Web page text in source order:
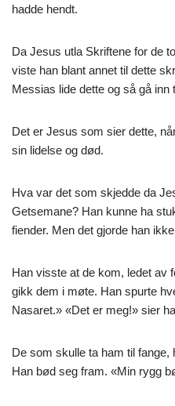
hadde hendt.
Da Jesus utla Skriftene for de
viste han blant annet til dette
Messias lide dette og så gå inn
Det er Jesus som sier dette,
sin lidelse og død.
Hva var det som skjedde da
Getsemane? Han kunne ha
fiender. Men det gjorde han
Han visste at de kom, ledet av
gikk dem i møte. Han spurte
Nasaret.» «Det er meg!» sier
De som skulle ta ham til fange,
Han bød seg fram. «Min rygg